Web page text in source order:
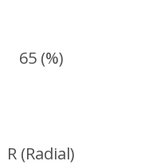
65 (%)
R (Radial)